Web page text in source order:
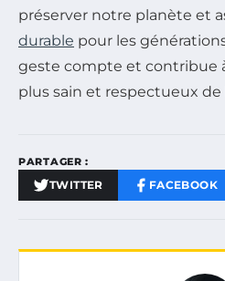
préserver notre planète et
durable pour les
geste compte et contribue
plus sain et respectueux de
PARTAGER :
TWITTER FACEBOOK